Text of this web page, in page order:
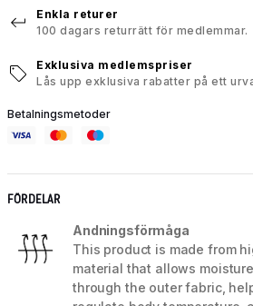
Enkla returer
100 dagars returrätt för medlemmar.
Exklusiva medlemspriser
Lås upp exklusiva rabatter på ett
Betalningsmetoder
FÖRDELAR
Andningsförmåga
This product is made from
material that allows
through the outer fabric,